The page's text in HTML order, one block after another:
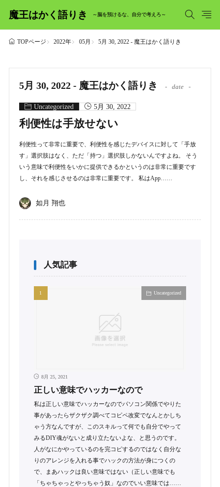
魔王はかく語りき ～脳を預けるな、自分で考えろ～
TOPページ 2022年 05月 5月 30, 2022 - 魔王はかく語りき
5月 30, 2022 - 魔王はかく語りき date
Uncategorized 5月 30, 2022
利便性は手放せない
利便性って非常に重要で、利便性を感じたデバイスに対して「手放
す」選択肢はなく、ただ「持つ」選択肢しかないんですよね。 そう
いう意味で利便性をいかに提供できるかというのは非常に重要です
し、それを感じさせるのは非常に重要です。 私はApp……
如月 翔也
人気記事
Uncategorized
8月 25, 2021
正しい意味でハッカーなので
私は正しい意味でハッカーなのでパソコン関係でやりた
事があったらザクザク調べてコピペ改変でなんとかしち
ゃう方なんですが、このスキルって何でも自分でやって
みるDIY魂がないと成り立たないよな、と思うのです。
人がなにかやっているのを完コピするのではなく自分な
りのアレンジを入れる事でハックの方法が身につくの
で、まあハックは良い意味ではない（正しい意味でも
「ちゃちゃっとやっちゃう奴」なのでいい意味では……